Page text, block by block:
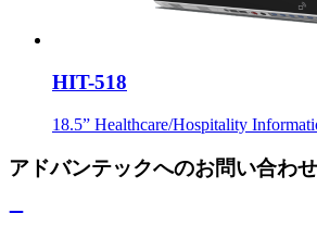
HIT-518
18.5” Healthcare/Hospitality
アドバンテックへのお問い合わせ